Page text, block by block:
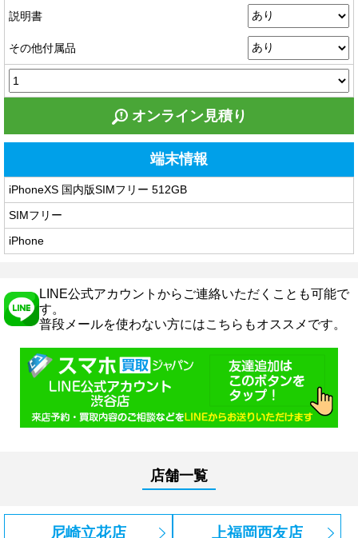
説明書
その他付属品
オンライン見積り
端末情報
iPhoneXS 国内版SIMフリー 512GB
SIMフリー
iPhone
LINE公式アカウントからご連絡いただくことも可能で
す。
普段メールを使わない方にはこちらもオススメです。
店舗一覧
尼崎立花店 上福岡西友店